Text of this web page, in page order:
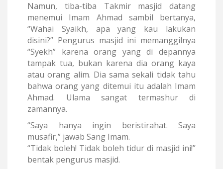
Namun, tiba-tiba Takmir masjid datang
menemui Imam Ahmad sambil bertanya,
“Wahai Syaikh, apa yang kau lakukan
disini?” Pengurus masjid ini memanggilnya
“Syekh” karena orang yang di depannya
tampak tua, bukan karena dia orang kaya
atau orang alim. Dia sama sekali tidak tahu
bahwa orang yang ditemui itu adalah Imam
Ahmad. Ulama sangat termashur di
zamannya.
“Saya hanya ingin beristirahat. Saya
musafir,” jawab Sang Imam.
“Tidak boleh! Tidak boleh tidur di masjid ini!”
bentak pengurus masjid.